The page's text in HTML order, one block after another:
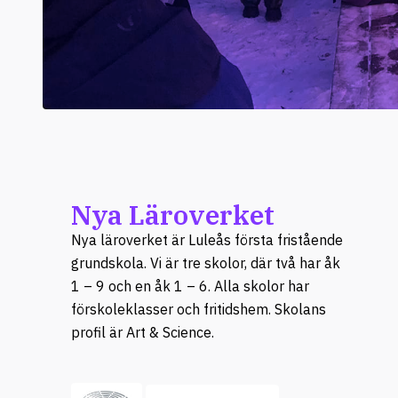
Nya Läroverket
Nya läroverket är Luleås första fristående
grundskola. Vi är tre skolor, där två har åk
1 – 9 och en åk 1 – 6. Alla skolor har
förskoleklasser och fritidshem. Skolans
profil är Art & Science.